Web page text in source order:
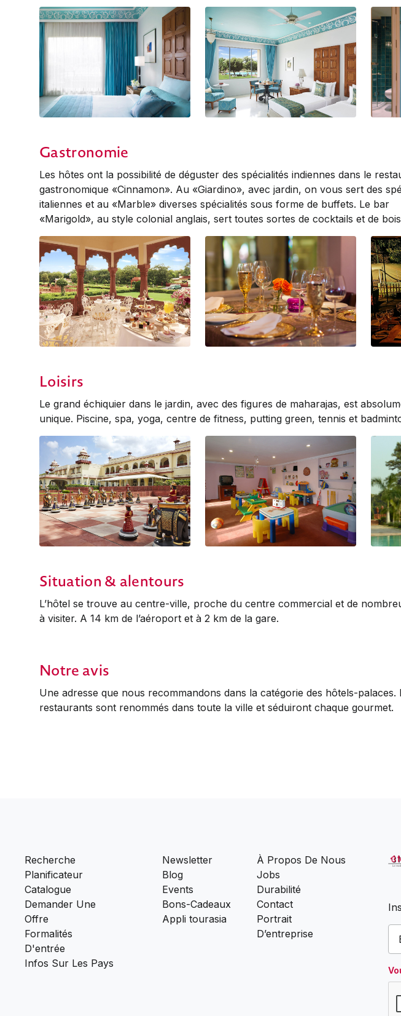
Gastronomie
Les hôtes ont la possibilité de déguster des spécialités indiennes dans le
gastronomique «Cinnamon». Au «Giardino», avec jardin, on vous sert des
italiennes et au «Marble» diverses spécialités sous forme de buffets. Le bar
«Marigold», au style colonial anglais, sert toutes sortes de cocktails et de
Loisirs
Le grand échiquier dans le jardin, avec des figures de maharajas, est
unique. Piscine, spa, yoga, centre de fitness, putting green, tennis et
Situation & alentours
L’hôtel se trouve au centre-ville, proche du centre commercial et de
à visiter. A 14 km de l’aéroport et à 2 km de la gare.
Notre avis
Une adresse que nous recommandons dans la catégorie des hôtels-palaces.
restaurants sont renommés dans toute la ville et séduiront chaque gourmet.
Recherche
Planificateur
Catalogue
Demander Une
Offre
Formalités
D'entrée
Infos Sur Les Pays
Newsletter
Blog
Events
Bons-Cadeaux
Appli tourasia
À Propos De Nous
Jobs
Durabilité
Contact
Portrait
D’entreprise